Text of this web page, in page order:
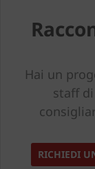
Hai un
staff
RICHIEDI